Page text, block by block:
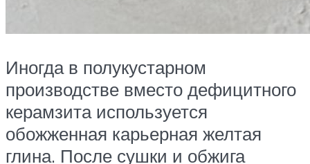
Иногда в полукустарном
производстве вместо дефицитного
керамзита используется
обожженная карьерная желтая
глина. После сушки и обжига